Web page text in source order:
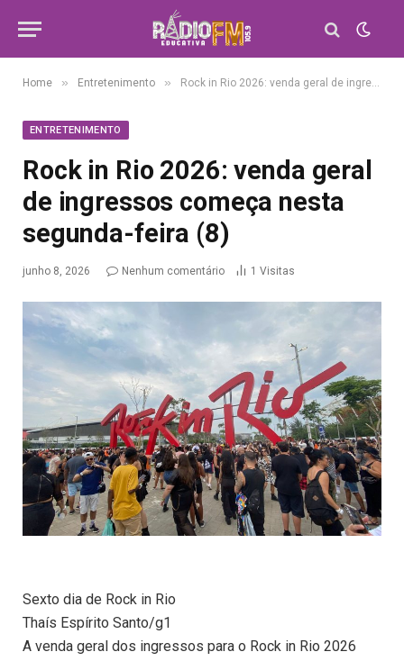
Home » Entretenimento » Rock in Rio 2026: venda geral de ingressos começa nesta segunda-feira (8)
ENTRETENIMENTO
Rock in Rio 2026: venda geral
de ingressos começa nesta
segunda-feira (8)
junho 8, 2026 Nenhum comentário 1 Visitas
Sexto dia de Rock in Rio
Thaís Espírito Santo/g1
A venda geral dos ingressos para o Rock in Rio 2026